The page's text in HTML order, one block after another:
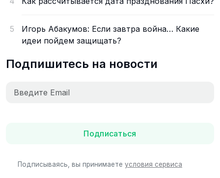
5
Игорь Абакумов: Если завтра война… Какие
идеи пойдем защищать?
Подпишитесь на новости
Подписаться
Подписываясь, вы принимаете условия сервиса